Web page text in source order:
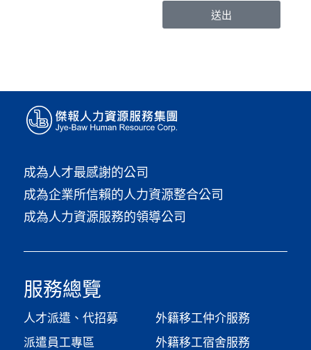
送出
成為人才最感謝的公司
成為企業所信賴的人力資源整合公司
成為人力資源服務的領導公司
服務總覽
人才派遣、代招募
派遣員工專區
外籍移工仲介服務
外籍移工宿舍服務